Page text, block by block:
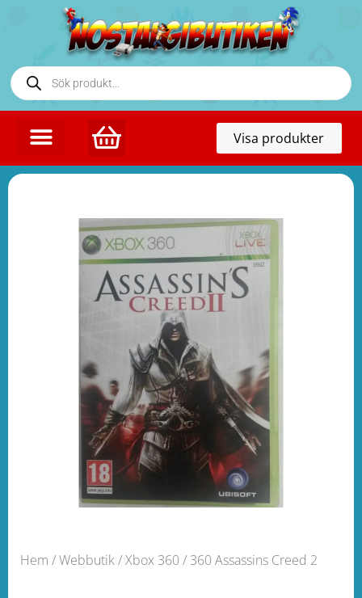
Visa produkter
Hem /Webbutik/Xbox 360/ 360 Assassins Creed 2